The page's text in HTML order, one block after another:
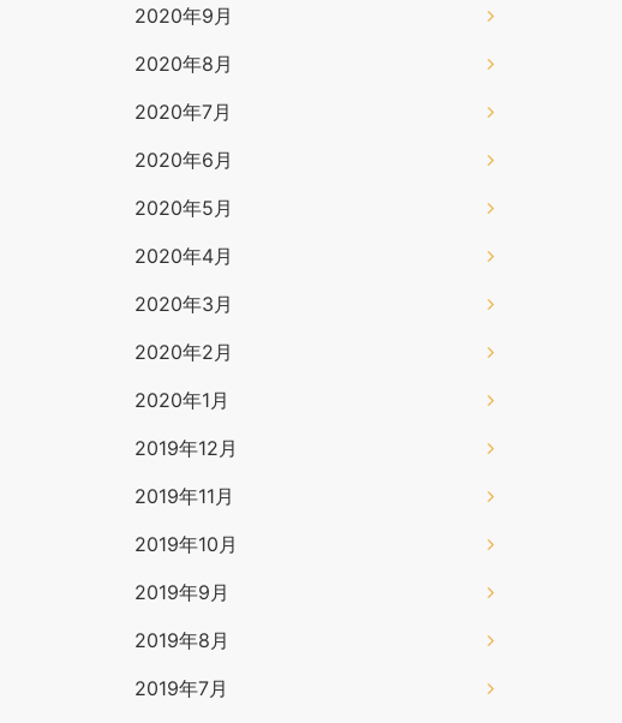
2020年9月
2020年8月
2020年7月
2020年6月
2020年5月
2020年4月
2020年3月
2020年2月
2020年1月
2019年12月
2019年11月
2019年10月
2019年9月
2019年8月
2019年7月